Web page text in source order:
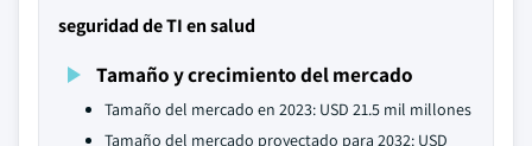
seguridad de TI en salud
Tamaño y crecimiento del mercado
Tamaño del mercado en 2023: USD 21.5 mil millones
Tamaño del mercado proyectado para 2032: USD